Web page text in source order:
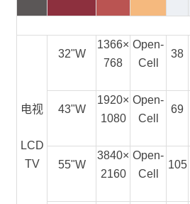
电视
LCD
TV
32"W
1366×
768
Open-
Cell
38
43"W
1920×
1080
Open-
Cell
69
55"W
3840×
2160
Open-
Cell
105